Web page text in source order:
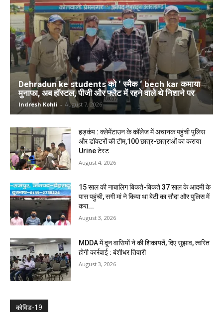
Dehradun ke students को ‘ स्मैक ‘ bech kar कमाया
मुनाफा, अब हॉस्टल, पीजी और फ्लैट में रहने वाले थे निशाने पर
Indresh Kohli - August 7, 2026
हड़कंप : क्लेमेंटाउन के कॉलेज में अचानक पहुंची पुलिस
और डॉक्टरों की टीम,100 छात्र-छात्राओं का कराया
Urine टेस्ट
August 4, 2026
15 साल की नाबालिग बिकते-बिकते 37 साल के आदमी के
पास पहुंची, सगी मां ने किया था बेटी का सौदा और पुलिस में
करा...
August 3, 2026
MDDA में दून वासियों ने की शिकायतें, दिए सुझाव, त्वरित
होगी कार्रवाई : बंशीधर तिवारी
August 3, 2026
कोविड-19